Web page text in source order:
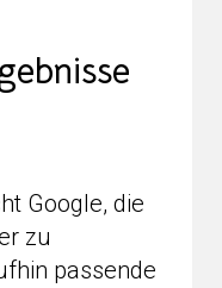
Google, die
zu
passende
und Erfahrungen zu